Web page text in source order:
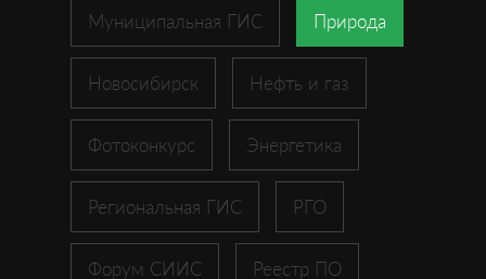
Муниципальная ГИС Природа
Новосибирск Нефть и газ
Фотоконкурс Энергетика
Региональная ГИС РГО
Форум СИИС Реестр ПО